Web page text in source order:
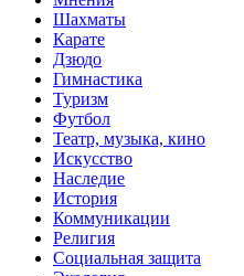
Шахматы
Карате
Дзюдо
Гимнастика
Туризм
Футбол
Театр, музыка, кино
Искусство
Наследие
История
Коммуникации
Религия
Социальная защита